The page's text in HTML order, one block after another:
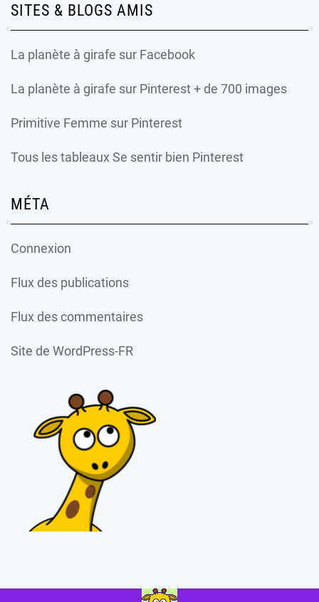
SITES & BLOGS AMIS
La planète à girafe sur Facebook
La planète à girafe sur Pinterest + de 700 images
Primitive Femme sur Pinterest
Tous les tableaux Se sentir bien Pinterest
MÉTA
Connexion
Flux des publications
Flux des commentaires
Site de WordPress-FR